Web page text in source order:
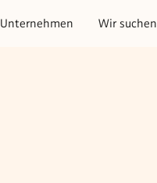
Unternehmen Wir suchen